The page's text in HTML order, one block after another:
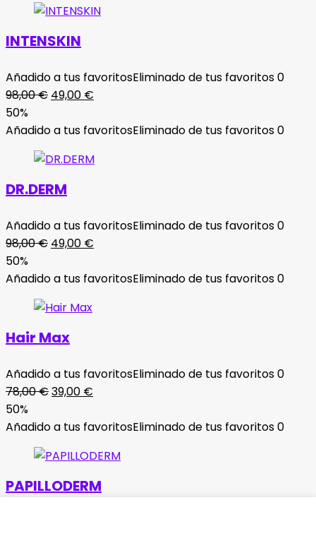
78,00 €.39,00 €.
INTENSKIN
Añadido a tus favoritosEliminado de tus favoritos0
98,00€ El
original
98,00 €.
49,00 €
actual
49,00 €.
50%
Añadido a tus favoritosEliminado de tus favoritos0
DR.DERM
Añadido a tus favoritosEliminado de tus favoritos0
98,00€ El
original
98,00 €.
49,00 €
actual
50%
Añadido a tus favoritosEliminado de tus favoritos0
Hair Max
Añadido a tus favoritosEliminado de tus favoritos0
78,00€El
original
78,00 €.
39,00 €
actual
39,00 €.
50%
Añadido a tus favoritosEliminado de tus favoritos0
PAPILLODERM